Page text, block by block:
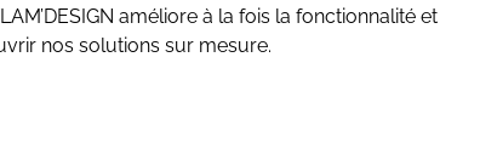
améliore à la fois la fonctionnalité et
nos solutions sur mesure.